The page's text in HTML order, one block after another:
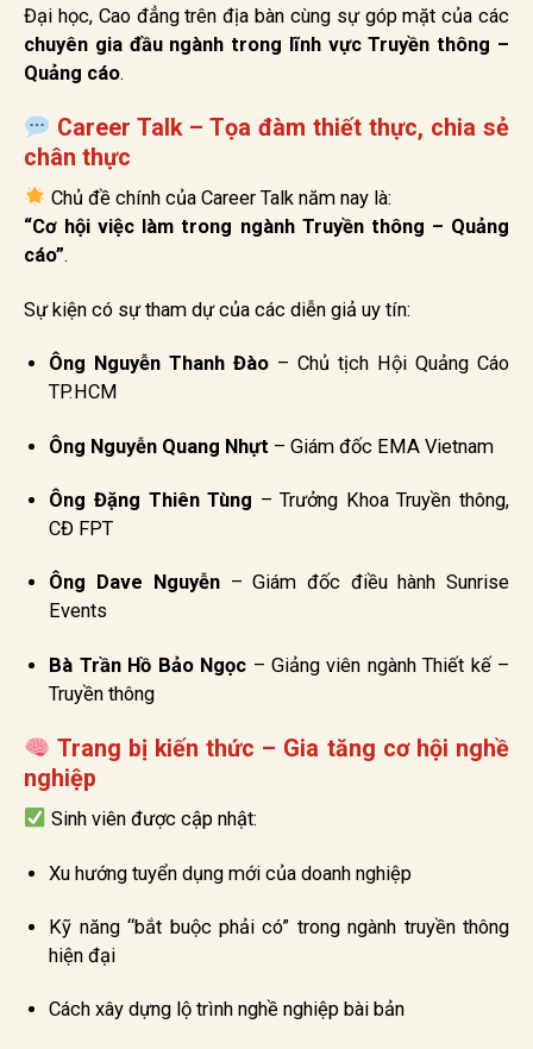
Đại học, Cao đẳng trên địa bàn cùng sự góp mặt của các
chuyên gia đầu ngành trong lĩnh vực Truyền thông –
Quảng cáo.
Career Talk – Tọa đàm thiết thực, chia sẻ
chân thực
Chủ đề chính của Career Talk năm nay là:
“Cơ hội việc làm trong ngành Truyền thông – Quảng
cáo”.
Sự kiện có sự tham dự của các diễn giả uy tín:
Ông Nguyễn Thanh Đào – Chủ tịch Hội Quảng Cáo
TP.HCM
Ông Nguyễn Quang Nhựt – Giám đốc EMA Vietnam
Ông Đặng Thiên Tùng – Trưởng Khoa Truyền thông,
CĐ FPT
Ông Dave Nguyễn– Giám đốc điều hành Sunrise
Events
Bà Trần Hồ Bảo Ngọc – Giảng viên ngành Thiết kế –
Truyền thông
Trang bị kiến thức – Gia tăng cơ hội nghề
nghiệp
Sinh viên được cập nhật:
Xu hướng tuyển dụng mới của doanh nghiệp
Kỹ năng “bắt buộc phải có” trong ngành truyền thông
hiện đại
Cách xây dựng lộ trình nghề nghiệp bài bản